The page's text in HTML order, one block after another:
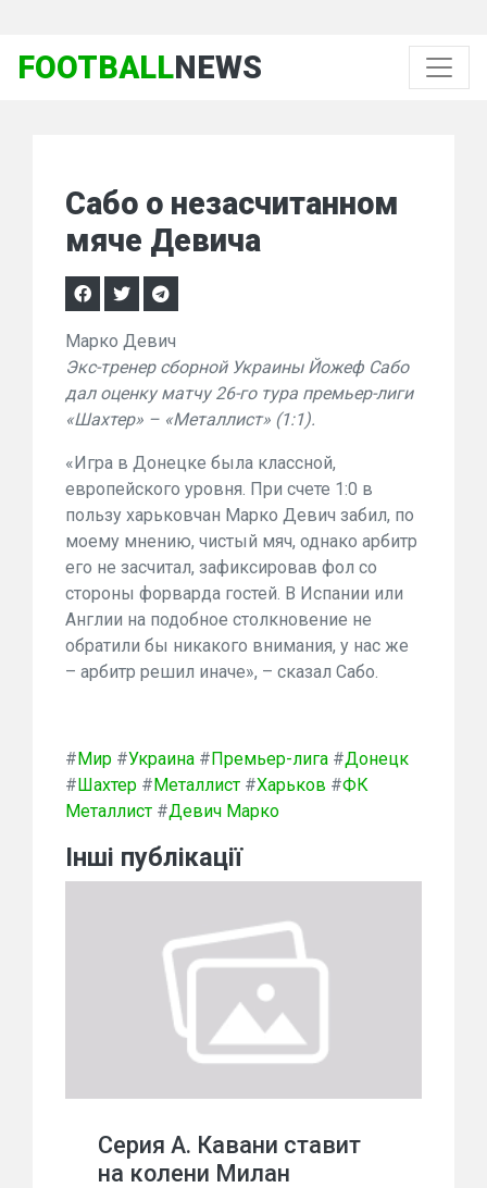
FOOTBALLNEWS
Сабо о незасчитанном
мяче Девича
Марко Девич
Экс-тренер сборной Украины Йожеф Сабо
дал оценку матчу 26-го тура премьер-лиги
«Шахтер» – «Металлист» (1:1).
«Игра в Донецке была классной,
европейского уровня. При счете 1:0 в
пользу харьковчан Марко Девич забил, по
моему мнению, чистый мяч, однако арбитр
его не засчитал, зафиксировав фол со
стороны форварда гостей. В Испании или
Англии на подобное столкновение не
обратили бы никакого внимания, у нас же
– арбитр решил иначе», – сказал Сабо.
#Мир #Украина #Премьер-лига #Донецк
#Шахтер #Металлист #Харьков #ФК
Металлист #Девич Марко
Інші публікації
Серия А. Кавани ставит
на колени Милан